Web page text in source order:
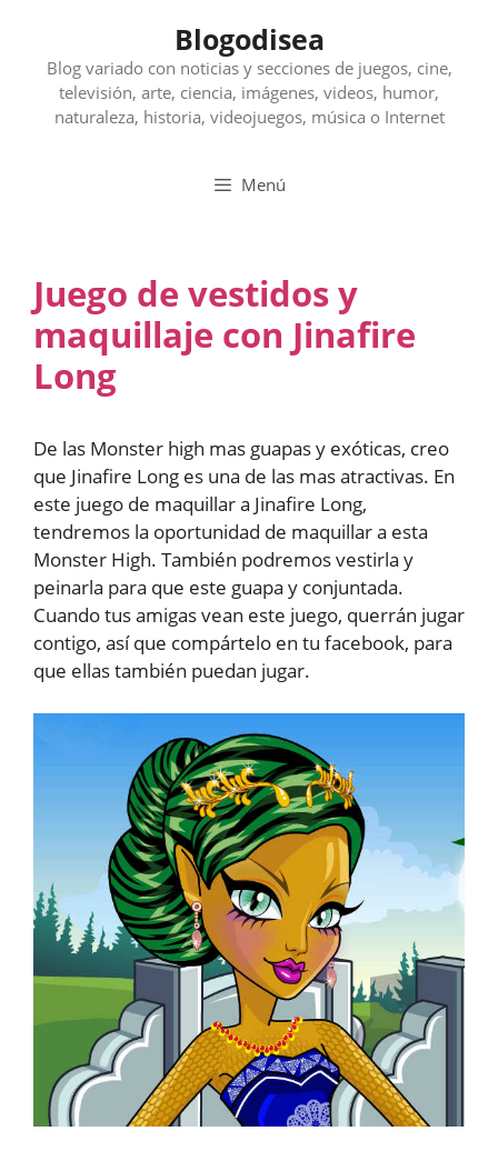
contenido
Blogodisea
Blog variado con noticias y secciones de juegos, cine,
televisión, arte, ciencia, imágenes, videos, humor,
naturaleza, historia, videojuegos, música o Internet
Menú
Juego de vestidos y
maquillaje con Jinafire
Long
De las Monster high mas guapas y exóticas, creo
que Jinafire Long es una de las mas atractivas. En
este juego de maquillar a Jinafire Long,
tendremos la oportunidad de maquillar a esta
Monster High. También podremos vestirla y
peinarla para que este guapa y conjuntada.
Cuando tus amigas vean este juego, querrán jugar
contigo, así que compártelo en tu facebook, para
que ellas también puedan jugar.